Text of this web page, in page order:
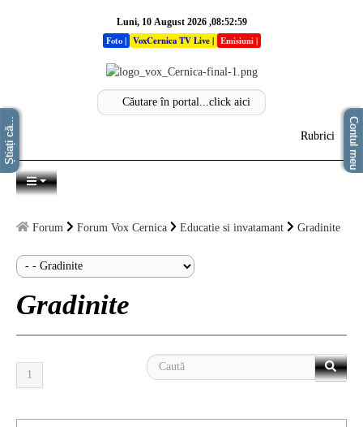
Luni, 10 August 2026 ,08:52:59
Foto| VoxCernica TV Live | Emisiuni |
Rubrici
Sectiuni
National
Forum Forum Vox Cernica Educatie si invatamant Gradinite
Gradinite
1
Știați că... Contul meu